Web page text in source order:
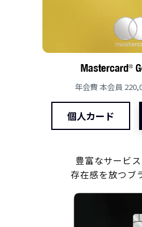
年会費 本会員
個人カード
豊富なサービ
存在感を放つブ